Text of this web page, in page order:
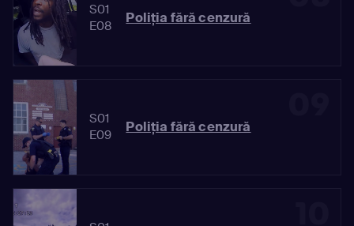
S01
E08
Poliția fără cenzură
S01
E09
Poliția fără cenzură